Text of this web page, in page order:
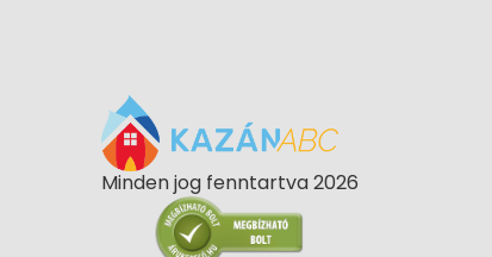
Minden jog fenntartva 2026